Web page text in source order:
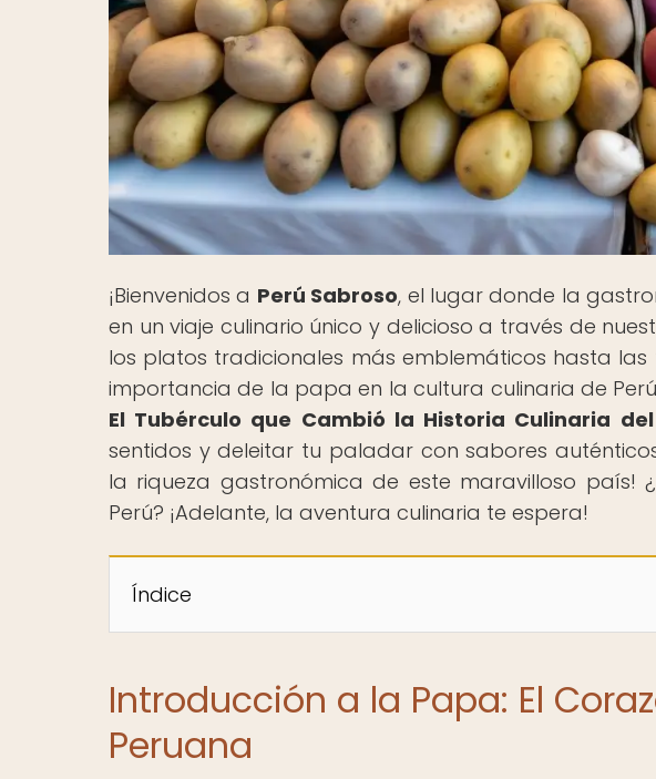
¡Bienvenidos a Perú Sabroso, el lugar donde la
en un viaje culinario único y delicioso a través de
los platos tradicionales más emblemáticos hasta las
importancia de la papa en la cultura culinaria de
El Tubérculo que Cambió la Historia Culinaria
sentidos y deleitar tu paladar con sabores
la riqueza gastronómica de este maravilloso país!
Perú? ¡Adelante, la aventura culinaria te espera!
Índice
Introducción a la Papa: El
Peruana